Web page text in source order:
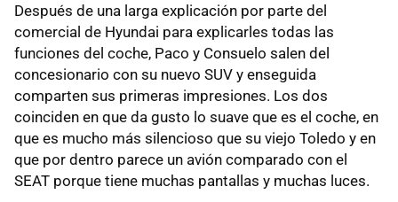
Después de una larga explicación por parte del
comercial de Hyundai para explicarles todas las
funciones del coche, Paco y Consuelo salen del
concesionario con su nuevo SUV y enseguida
comparten sus primeras impresiones. Los dos
coinciden en que da gusto lo suave que es el coche, en
que es mucho más silencioso que su viejo Toledo y en
que por dentro parece un avión comparado con el
SEAT porque tiene muchas pantallas y muchas luces.